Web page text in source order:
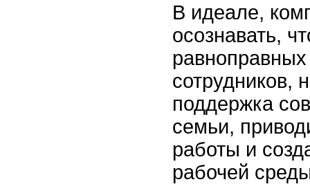
В идеале,
осознавать,
сотрудников,
поддержка
семьи,
работы и
рабочей